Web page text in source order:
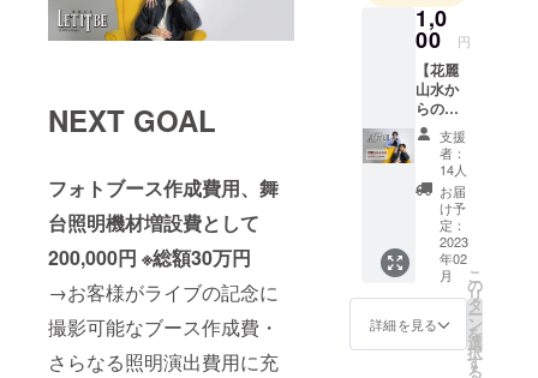
NEXT GOAL
フォトブース作成費用、舞
台照明機材増設費として
200,000円 ※総額30万円
→お客様がライブの記念に
撮影可能なブース作成費・
さらなる照明演出費用に充
1,0
00 円
【花麗
山水か
らのビ
デオレ
ター】
●リター
ン内容
・花麗
山水か
らのビ
デオレ
ター
（前半
は支援
者様宛
支援
者：
14人
お届
け予
定：
2023
年02
月
詳細を見る
こ
の
リ
タ
ー
ン
を
選
択
す
る